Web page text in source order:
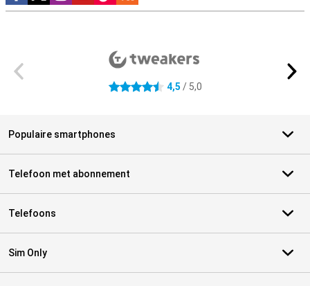
4.5 sterren 4,5 / 5,0
Populaire smartphones
Telefoon met abonnement
Telefoons
Sim Only